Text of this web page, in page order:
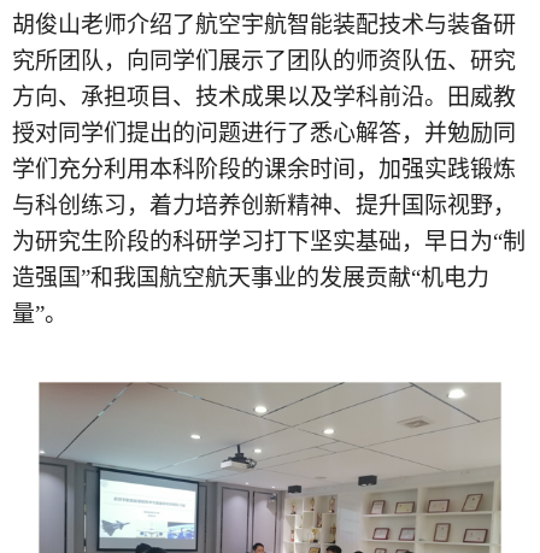
胡俊山老师介绍了航空宇航智能装配技术与装备研
究所团队，向同学们展示了团队的师资队伍、研究
方向、承担项目、技术成果以及学科前沿。田威教
授对同学们提出的问题进行了悉心解答，并勉励同
学们充分利用本科阶段的课余时间，加强实践锻炼
与科创练习，着力培养创新精神、提升国际视野，
为研究生阶段的科研学习打下坚实基础，早日为“制
造强国”和我国航空航天事业的发展贡献“机电力
量”。